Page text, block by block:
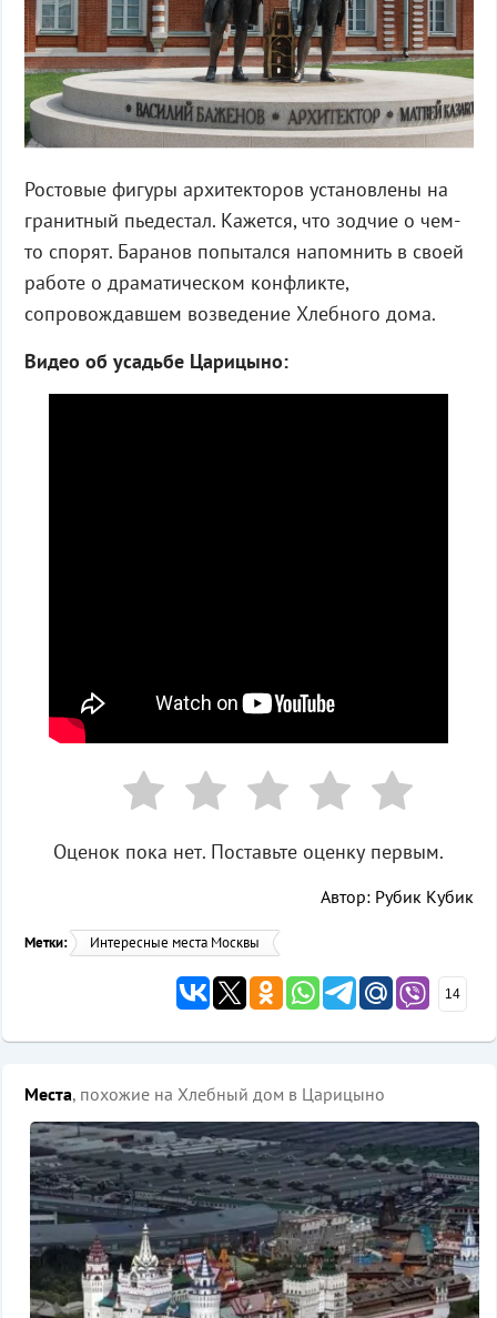
Ростовые фигуры архитекторов установлены на
гранитный пьедестал. Кажется, что зодчие о чем-
то спорят. Баранов попытался напомнить в своей
работе о драматическом конфликте,
сопровождавшем возведение Хлебного дома.
Видео об усадьбе Царицыно:
Оценок пока нет. Поставьте оценку первым.
Автор: Рубик Кубик
Метки: Интересные места Москвы
14
Места, похожие на Хлебный дом в Царицыно